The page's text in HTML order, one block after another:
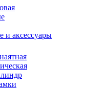
и аксессуары